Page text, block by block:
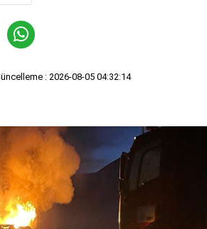
: 2026-08-05 04:32:14